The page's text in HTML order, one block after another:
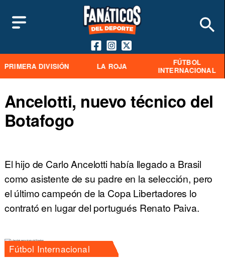
PRIMERA DIVISIÓN LA ROJA
FÚTBOL
INTERNACIONAL
Ancelotti, nuevo técnico del
Botafogo
El hijo de Carlo Ancelotti había llegado a Brasil
como asistente de su padre en la selección, pero
el último campeón de la Copa Libertadores lo
contrató en lugar del portugués Renato Paiva.
Fútbol Internacional